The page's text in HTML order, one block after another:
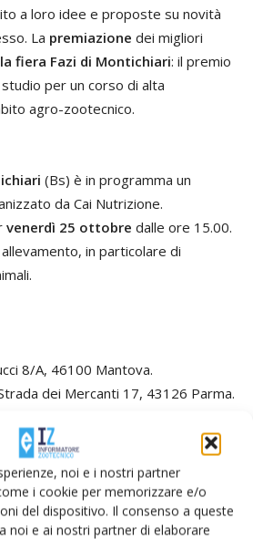
noi e i nostri partner
i cookie per memorizzare e/o
del dispositivo. Il consenso a queste
noi e ai nostri partner di elaborare
a loro idee e proposte su novità
La premiazione dei migliori
fiera Fazi di Montichiari: il premio
per un corso di alta
agro-zootecnico.
(Bs) è in programma un
da Cai Nutrizione.
venerdì 25 ottobre dalle ore 15.00.
in particolare di
8/A, 46100 Mantova.
dei Mercanti 17, 43126 Parma.